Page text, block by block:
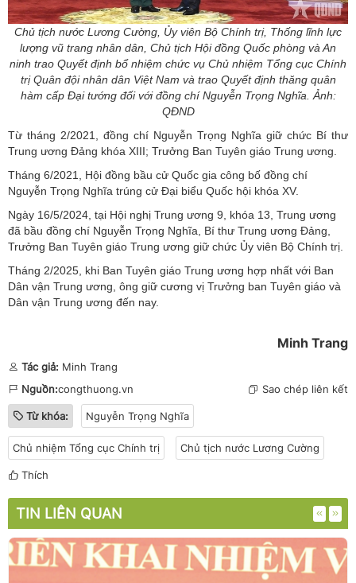
Chủ tịch nước Lương Cường, Ủy viên Bộ Chính trị, Thống lĩnh lực
lượng vũ trang nhân dân, Chủ tịch Hội đồng Quốc phòng và An
ninh trao Quyết định bổ nhiệm chức vụ Chủ nhiệm Tổng cục Chính
trị Quân đội nhân dân Việt Nam và trao Quyết định thăng quân
hàm cấp Đại tướng đối với đồng chí Nguyễn Trọng Nghĩa. Ảnh:
QĐND
Từ tháng 2/2021, đồng chí Nguyễn Trọng Nghĩa giữ chức Bí thư
Trung ương Đảng khóa XIII; Trưởng Ban Tuyên giáo Trung ương.
Tháng 6/2021, Hội đồng bầu cử Quốc gia công bố đồng chí
Nguyễn Trọng Nghĩa trúng cử Đại biểu Quốc hội khóa XV.
Ngày 16/5/2024, tại Hội nghị Trung ương 9, khóa 13, Trung ương
đã bầu đồng chí Nguyễn Trọng Nghĩa, Bí thư Trung ương Đảng,
Trưởng Ban Tuyên giáo Trung ương giữ chức Ủy viên Bộ Chính trị.
Tháng 2/2025, khi Ban Tuyên giáo Trung ương hợp nhất với Ban
Dân vận Trung ương, ông giữ cương vị Trưởng ban Tuyên giáo và
Dân vận Trung ương đến nay.
Minh Trang
Tác giả: Minh Trang
Nguồn:congthuong.vn Sao chép liên kết
Từ khóa: Nguyễn Trọng Nghĩa
Chủ nhiệm Tổng cục Chính trị Chủ tịch nước Lương Cường
Thích
TIN LIÊN QUAN